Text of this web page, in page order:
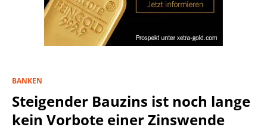
BANKEN
Steigender Bauzins ist noch lange
kein Vorbote einer Zinswende